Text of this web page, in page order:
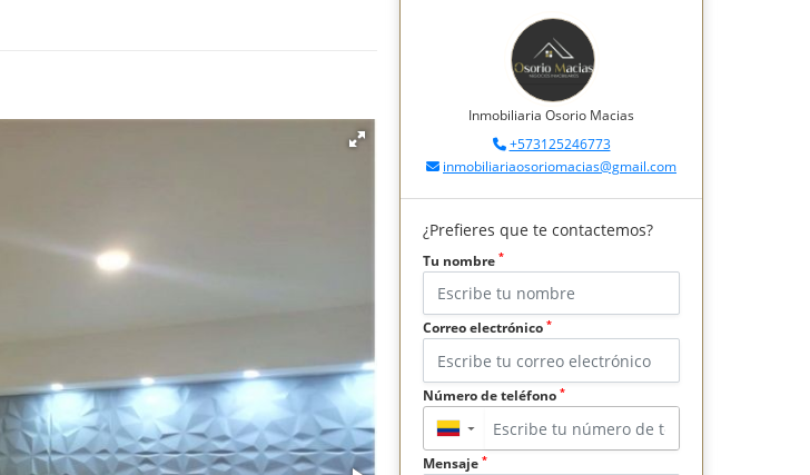
Inmobiliaria Osorio Macias
+573125246773
inmobiliariaosoriomacias@gmail.com
¿Prefieres que te contactemos?
Tu nombre *
Correo electrónico *
Número de teléfono *
▼
Mensaje *